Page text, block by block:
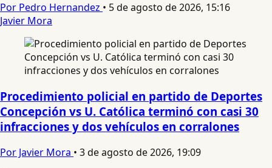
Por Pedro Hernandez • 5 de agosto de 2026, 15:16
Javier Mora
Procedimiento policial en partido de Deportes
Concepción vs U. Católica terminó con casi 30
infracciones y dos vehículos en corralones
Por Javier Mora • 3 de agosto de 2026, 19:09